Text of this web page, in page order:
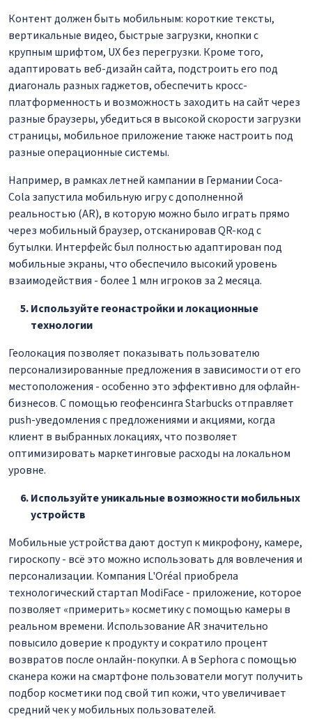
Контент должен быть мобильным: короткие тексты,
вертикальные видео, быстрые загрузки, кнопки с
крупным шрифтом, UX без перегрузки. Кроме того,
адаптировать веб-дизайн сайта, подстроить его под
диагональ разных гаджетов, обеспечить кросс-
платформенность и возможность заходить на сайт через
разные браузеры, убедиться в высокой скорости загрузки
страницы, мобильное приложение также настроить под
разные операционные системы.
Например, в рамках летней кампании в Германии Coca-
Cola запустила мобильную игру с дополненной
реальностью (AR), в которую можно было играть прямо
через мобильный браузер, отсканировав QR-код с
бутылки. Интерфейс был полностью адаптирован под
мобильные экраны, что обеспечило высокий уровень
взаимодействия - более 1 млн игроков за 2 месяца.
Используйте геонастройки и локационные
технологии
Геолокация позволяет показывать пользователю
персонализированные предложения в зависимости от его
местоположения - особенно это эффективно для офлайн-
бизнесов. С помощью геофенсинга Starbucks отправляет
push-уведомления с предложениями и акциями, когда
клиент в выбранных локациях, что позволяет
оптимизировать маркетинговые расходы на локальном
уровне.
Используйте уникальные возможности мобильных
устройств
Мобильные устройства дают доступ к микрофону, камере,
гироскопу - всё это можно использовать для вовлечения и
персонализации. Компания L'Oréal приобрела
технологический стартап ModiFace - приложение, которое
позволяет «примерить» косметику с помощью камеры в
реальном времени. Использование AR значительно
повысило доверие к продукту и сократило процент
возвратов после онлайн-покупки. А в Sephora с помощью
сканера кожи на смартфоне пользователи могут получить
подбор косметики под свой тип кожи, что увеличивает
средний чек у мобильных пользователей.